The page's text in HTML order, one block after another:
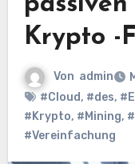
Krypto -
Von admin
#Cloud, #des,
#Krypto, #Mining,
#Vereinfachung